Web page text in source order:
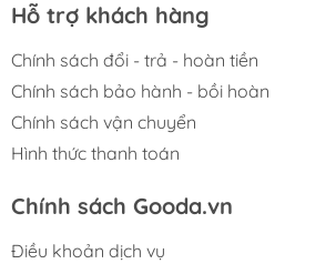
Hỗ trợ khách hàng
Chính sách đổi - trả - hoàn tiền
Chính sách bảo hành - bồi hoàn
Chính sách vận chuyển
Hình thức thanh toán
Chính sách Gooda.vn
Điều khoản dịch vụ